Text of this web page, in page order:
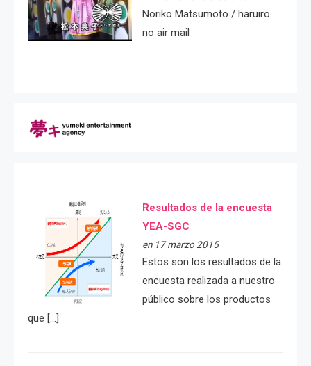
Noriko Matsumoto / haruiro
no air mail
Resultados de la encuesta
YEA-SGC
en 17 marzo 2015
Estos son los resultados de la
encuesta realizada a nuestro
público sobre los productos
que […]